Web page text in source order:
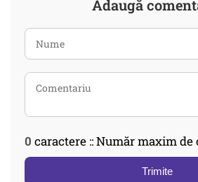
Adaugă
0 caractere :: Număr maxim de
Trimite